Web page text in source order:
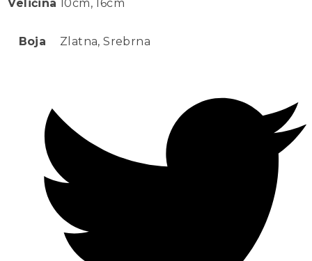
Veličina 10cm, 16cm
Boja Zlatna, Srebrna